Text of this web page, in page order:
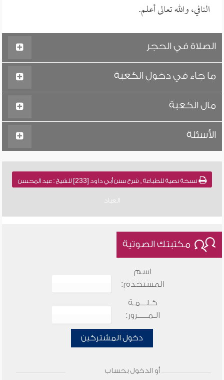
النافي، والله تعالى أعلم.
الصلاة في الحجر
ما جاء في دخول الكعبة
مال الكعبة
الأسئلة
نسخة نصية للطباعة , شرح سنن أبي داود [233] للشيخ : عبد المحسن
العباد
مكتبتك الصوتية
اسم
المستخدم:
كـلـــمـة
الـمـــــرور:
دخول المشتركين
أو الدخول بحساب